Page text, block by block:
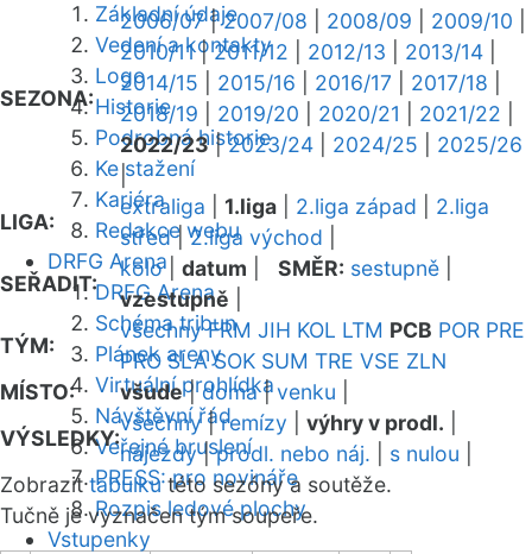
Základní údaje
Vedení a kontakty
Logo
Historie
Podrobná historie
Ke stažení
Kariéra
Redakce webu
DRFG Arena
DRFG Arena
Schéma tribun
Plánek areny
Virtuální prohlídka
Návštěvní řád
Veřejné bruslení
PRESS: pro novináře
Rozpis ledové plochy
Vstupenky
SEZONA:
2006/07|2007/08 2008/09 2009/10
2010/11|2011/12 2012/13 2013/14
2014/15
2015/16 2016/17 2017/18
2018/19
2019/20 2020/21 2021/22
2022/23|2023/24 2024/25
2025/26
|
LIGA:
extraliga 1.liga 2.liga západ
2.liga
střed|2.liga východ
SEŘADIT:
kolo| datum SMĚR: sestupně
vzestupně
TÝM:
všechny FRM JIH KOL LTM PCB POR PRE
PRO SLA SOK SUM TRE VSE ZLN
MÍSTO:
všude|doma|venku
VÝSLEDKY:
všechny|remízy výhry v prodl.
nájezdy|prodl. nebo náj. s nulou
Zobrazittabulkutéto sezóny a soutěže.
Tučně je vyznačen tým soupeře.